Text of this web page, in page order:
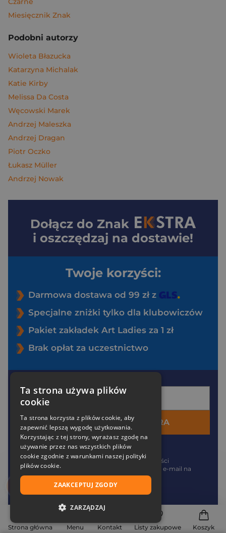
Strona główna Menu Kontakt Listy zakupowe Koszyk
Miesięcznik Znak
Podobni autorzy
Wioleta Błazucka
Katarzyna Michalak
Katie Kirby
Melissa Da Costa
Węcowski Marek
Andrzej Maleszka
Andrzej Dragan
Piotr Oczko
Łukasz Müller
Andrzej Nowak
Dołącz do Znak
i oszczędzaj na dostawie!
Twoje korzyści:
Darmowa dostawa od 99 zł z
Specjalne zniżki tylko dla klubowiczów
Pakiet zakładek Art Ladies za 1 zł
Brak opłat za uczestnictwo
Twój e-mail
DOŁĄCZ DO ZNAK EKSTRA
*Akceptuję politykę prywatności
*Zgadzam się na otrzymywanie wiadomości
marketingowych (newsletter) na podany e-mail na
zasadach określonych wregulaminie.
Ta strona używa plików
cookie
Ta strona korzysta z plików cookie, aby
zapewnić lepszą wygodę użytkowania.
Korzystając z tej strony, wyrażasz zgodę na
używanie przez nas wszystkich plików
cookie zgodnie z warunkami naszej polityki
plików cookie.
ZAAKCEPTUJ ZGODY
ZARZĄDZAJ
NIEZBĘDNE